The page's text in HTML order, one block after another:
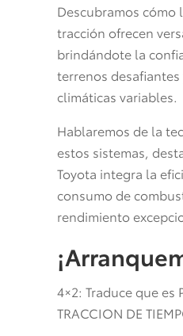
Descubramos cómo
tracción ofrecen
brindándote la
terrenos
climáticas variables.
Hablaremos de la
estos sistemas,
Toyota integra la
consumo de
rendimiento
4×2: Traduce que es
TRACCION DE